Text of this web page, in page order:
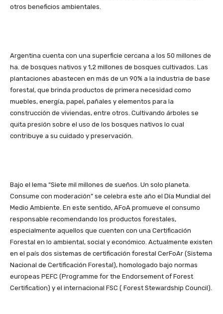
otros beneficios ambientales.
Argentina cuenta con una superficie cercana a los 50 millones de
ha. de bosques nativos y 1,2 millones de bosques cultivados. Las
plantaciones abastecen en más de un 90% a la industria de base
forestal, que brinda productos de primera necesidad como
muebles, energía, papel, pañales y elementos para la
construcción de viviendas, entre otros. Cultivando árboles se
quita presión sobre el uso de los bosques nativos lo cual
contribuye a su cuidado y preservación.
Bajo el lema “Siete mil millones de sueños. Un solo planeta.
Consume con moderación” se celebra este año el Día Mundial del
Medio Ambiente. En este sentido, AFoA promueve el consumo
responsable recomendando los productos forestales,
especialmente aquellos que cuenten con una Certificación
Forestal en lo ambiental, social y económico. Actualmente existen
en el país dos sistemas de certificación forestal CerFoAr (Sistema
Nacional de Certificación Forestal), homologado bajo normas
europeas PEFC (Programme for the Endorsement of Forest
Certification) y el internacional FSC ( Forest Stewardship Council).